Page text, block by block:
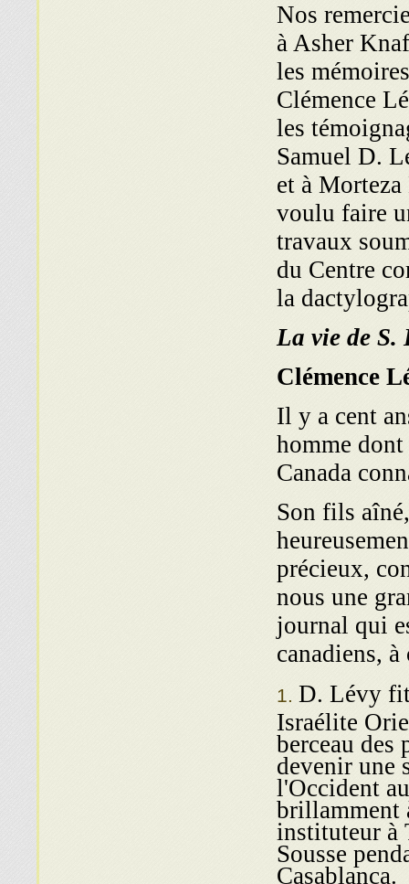
Nos
à Asher
les
Clémence
les
Samuel D.
et à
voulu faire
travaux
du Centre
la
La vie de S.
Clémence
Il y a cent
homme
Canada
Son fils
précieux,
nous une
journal qui
canadiens,
D. Lévy fit
Israélite
berceau
devenir une
l'Occident
brillamment
instituteur à
Sousse
Casablanca.